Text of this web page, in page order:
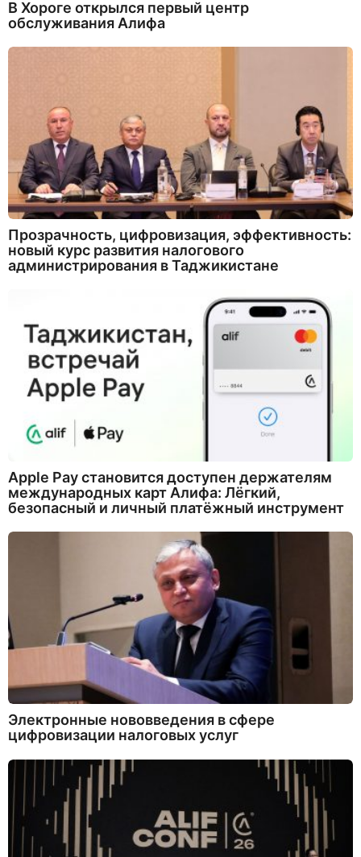
В Хороге открылся первый центр
обслуживания Алифа
Прозрачность, цифровизация, эффективность:
новый курс развития налогового
администрирования в Таджикистане
Apple Pay становится доступен держателям
международных карт Алифа: Лёгкий,
безопасный и личный платёжный инструмент
Электронные нововведения в сфере
цифровизации налоговых услуг